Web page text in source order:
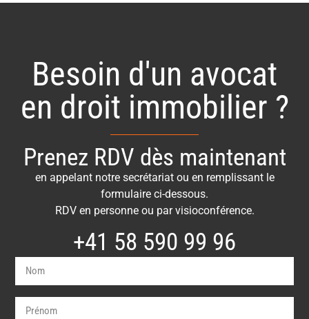
Besoin d'un avocat
en droit immobilier ?
Prenez RDV dès maintenant
en appelant notre secrétariat ou en remplissant le
formulaire ci-dessous.
RDV en personne ou par visioconférence.
+41 58 590 99 96